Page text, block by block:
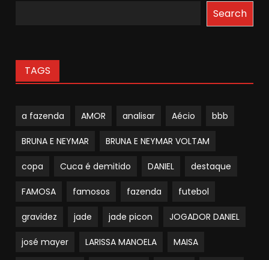
Search
TAGS
a fazenda AMOR analisar Aécio bbb
BRUNA E NEYMAR BRUNA E NEYMAR VOLTAM
copa Cuca é demitido DANIEL destaque
FAMOSA famosos fazenda futebol
gravidez jade jade picon JOGADOR DANIEL
josé mayer LARISSA MANOELA MAISA